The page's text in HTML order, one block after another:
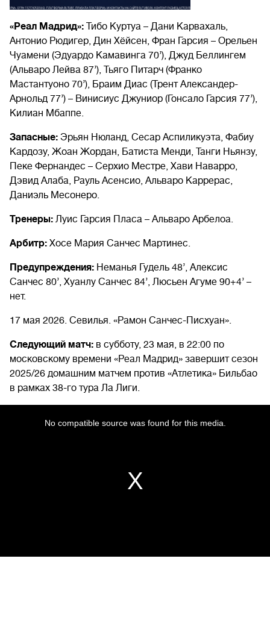
«Реал Мадрид»: Тибо Куртуа – Дани Карвахаль,
Антонио Рюдигер, Дин Хёйсен, Фран Гарсия – Орельен
Чуамени (Эдуардо Камавинга 70’), Джуд Беллингем
(Альваро Лейва 87’), Тьяго Питарч (Франко
Мастантуоно 70’), Браим Диас (Трент Александер-
Арнольд 77’) – Винисиус Джуниор (Гонсало Гарсия 77’),
Килиан Мбаппе.
Запасные: Эрьян Нюланд, Сесар Аспиликуэта, Фабиу
Кардозу, Жоан Жордан, Батиста Менди, Танги Ньянзу,
Пеке Фернандес – Серхио Местре, Хави Наварро,
Дэвид Алаба, Рауль Асенсио, Альваро Каррерас,
Даниэль Месонеро.
Тренеры: Луис Гарсия Пласа – Альваро Арбелоа.
Арбитр: Хосе Мария Санчес Мартинес.
Предупреждения: Неманья Гудель 48’, Алексис
Санчес 80’, Хуанлу Санчес 84’, Люсьен Агуме 90+4’ –
нет.
17 мая 2026. Севилья. «Рамон Санчес-Писхуан».
Следующий матч: в субботу, 23 мая, в 22:00 по
московскому времени «Реал Мадрид» завершит сезон
2025/26 домашним матчем против «Атлетика» Бильбао
в рамках 38-го тура Ла Лиги.
No compatible source was found for this media.